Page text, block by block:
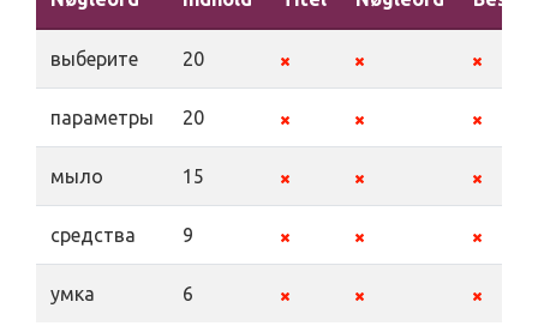
выберите 20
параметры 20
мыло 15
средства 9
умка 6